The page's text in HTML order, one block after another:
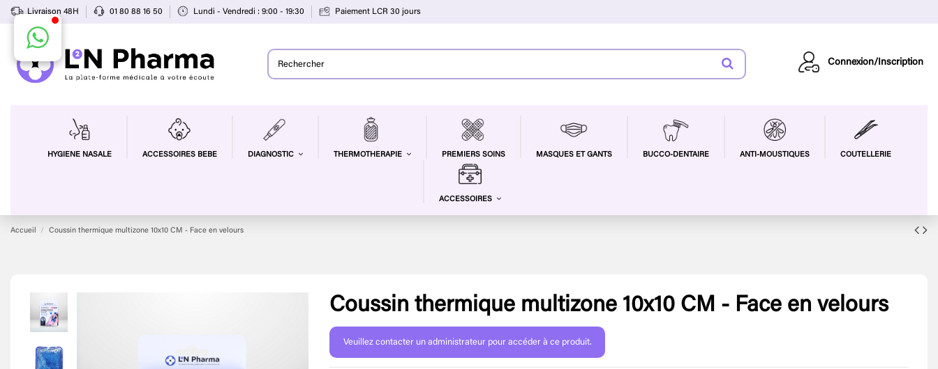
Livraison 48H 01 80 88 16 50 Lundi - Vendredi : 9:00 - 19:30 Paiement LCR 30 jours
Connexion/Inscription
HYGIENE NASALE ACCESSOIRES BEBE DIAGNOSTIC THERMOTHERAPIE PREMIERS SOINS MASQUES ET GANTS BUCCO-DENTAIRE ANTI-MOUSTIQUES COUTELLERIE
ACCESSOIRES
Accueil Coussin thermique multizone 10x10 CM - Face en velours
Coussin thermique multizone 10x10 CM - Face en velours
Veuillez contacter un administrateur pour accéder à ce produit.